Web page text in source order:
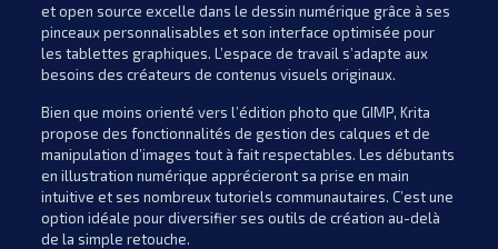
et open source excelle dans le dessin numérique grâce à ses
pinceaux personnalisables et son interface optimisée pour
les tablettes graphiques. L’espace de travail s’adapte aux
besoins des créateurs de contenus visuels originaux.
Bien que moins orienté vers l’édition photo que GIMP, Krita
propose des fonctionnalités de gestion des calques et de
manipulation d’images tout à fait respectables. Les débutants
en illustration numérique apprécieront sa prise en main
intuitive et ses nombreux tutoriels communautaires. C’est une
option idéale pour diversifier ses outils de création au-delà
de la simple retouche.